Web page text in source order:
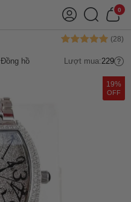
0
Đồng hồ Lượt mua:229
19%
OFF